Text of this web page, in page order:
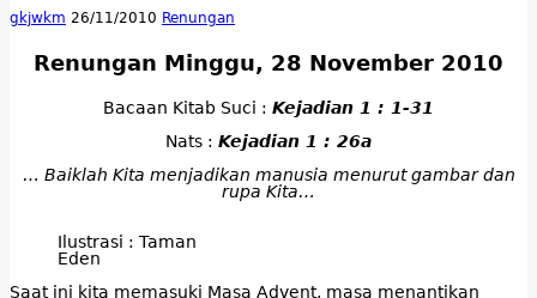
gkjwkm 26/11/2010 Renungan
Renungan Minggu, 28 November 2010
Bacaan Kitab Suci : Kejadian 1 : 1-31
Nats : Kejadian 1 : 26a
… Baiklah Kita menjadikan manusia menurut gambar dan
rupa Kita…
Ilustrasi : Taman
Eden
Saat ini kita memasuki Masa Advent, masa menantikan